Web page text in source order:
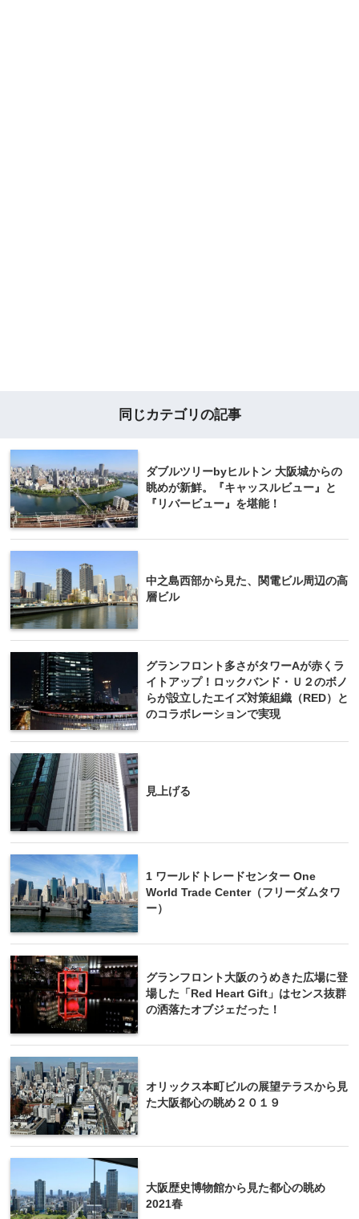
同じカテゴリの記事
ダブルツリーbyヒルトン 大阪城からの
眺めが新鮮。『キャッスルビュー』と
『リバービュー』を堪能！
中之島西部から見た、関電ビル周辺の高
層ビル
グランフロント多さがタワーAが赤くラ
イトアップ！ロックバンド・Ｕ２のボノ
らが設立したエイズ対策組織（RED）と
のコラボレーションで実現
見上げる
1 ワールドトレードセンター One
World Trade Center（フリーダムタワ
ー）
グランフロント大阪のうめきた広場に登
場した「Red Heart Gift」はセンス抜群
の洒落たオブジェだった！
オリックス本町ビルの展望テラスから見
た大阪都心の眺め２０１９
大阪歴史博物館から見た都心の眺め
2021春